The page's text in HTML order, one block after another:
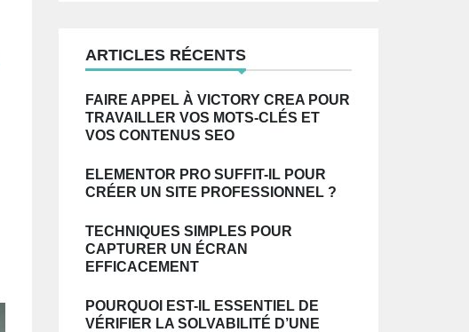
ARTICLES RÉCENTS
FAIRE APPEL À VICTORY CREA POUR
TRAVAILLER VOS MOTS-CLÉS ET
VOS CONTENUS SEO
ELEMENTOR PRO SUFFIT-IL POUR
CRÉER UN SITE PROFESSIONNEL ?
TECHNIQUES SIMPLES POUR
CAPTURER UN ÉCRAN
EFFICACEMENT
POURQUOI EST-IL ESSENTIEL DE
VÉRIFIER LA SOLVABILITÉ D’UNE